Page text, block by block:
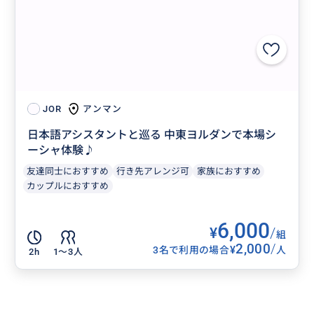
JOR アンマン
日本語アシスタントと巡る 中東ヨルダンで本場シ
ーシャ体験♪
友達同士におすすめ 行き先アレンジ可
家族におすすめ
カップルにおすすめ
2h 1〜3人
¥6,000/組
3名で利用の場合¥2,000/人